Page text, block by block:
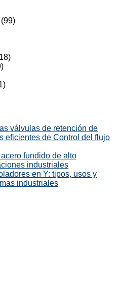
(99)
válvulas de retención de
eficientes de Control del flujo
fundido de alto
industriales
en Y: tipos, usos y
industriales